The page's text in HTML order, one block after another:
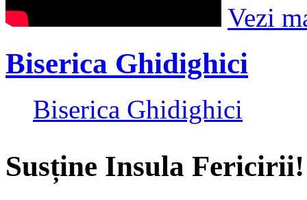
Vezi
Biserica Ghidighici
Biserica Ghidighici
Susține Insula Fericirii!